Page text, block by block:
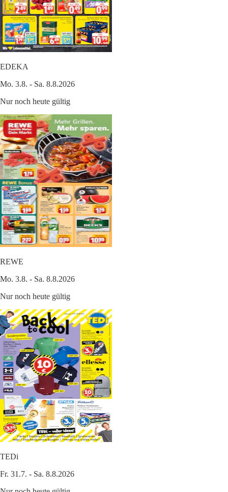
EDEKA
Mo. 3.8. - Sa. 8.8.2026
Nur noch heute gültig
REWE
Mo. 3.8. - Sa. 8.8.2026
Nur noch heute gültig
TEDi
Fr. 31.7. - Sa. 8.8.2026